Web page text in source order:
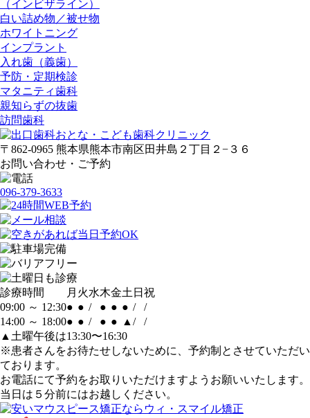
（インビザライン）
白い詰め物／被せ物
ホワイトニング
インプラント
入れ歯（義歯）
予防・定期検診
マタニティ歯科
親知らずの抜歯
訪問歯科
〒862-0965 熊本県熊本市南区田井島２丁目２−３６
お問い合わせ・ご予約
096-379-3633
診療時間 月 火水木金土 日 祝
09:00 ～ 12:30● ● / ● ● ● /
/
14:00 ～ 18:00● ● / ● ● ▲ /
/
▲土曜午後は13:30〜16:30
※患者さんをお待たせしないために、予約制とさせていただい
ております。
お電話にて予約をお取りいただけますようお願いいたします。
当日は５分前にはお越しください。